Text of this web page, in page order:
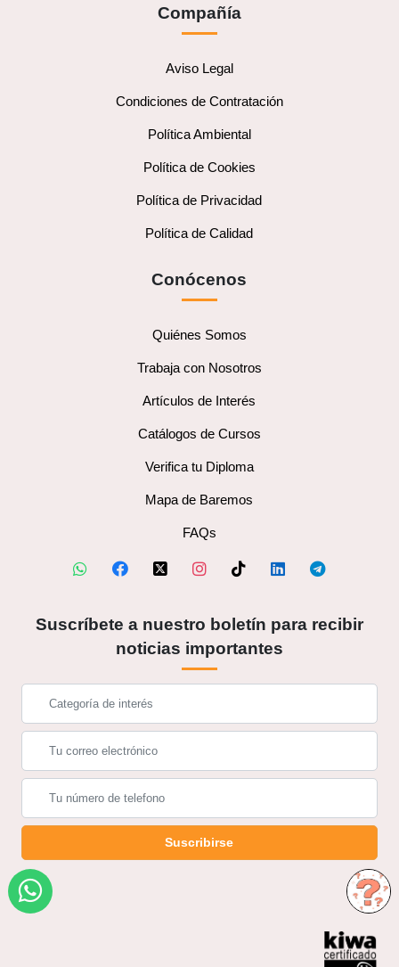
Compañía
Aviso Legal
Condiciones de Contratación
Política Ambiental
Política de Cookies
Política de Privacidad
Política de Calidad
Conócenos
Quiénes Somos
Trabaja con Nosotros
Artículos de Interés
Catálogos de Cursos
Verifica tu Diploma
Mapa de Baremos
FAQs
Suscríbete a nuestro boletín para recibir
noticias importantes
Suscribirse